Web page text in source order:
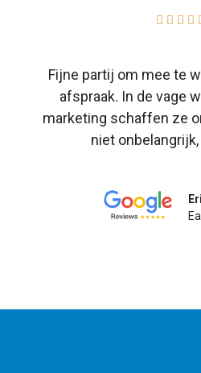
   
Fijne partij om mee te
afspraak. In de vage
marketing schaffen ze
niet